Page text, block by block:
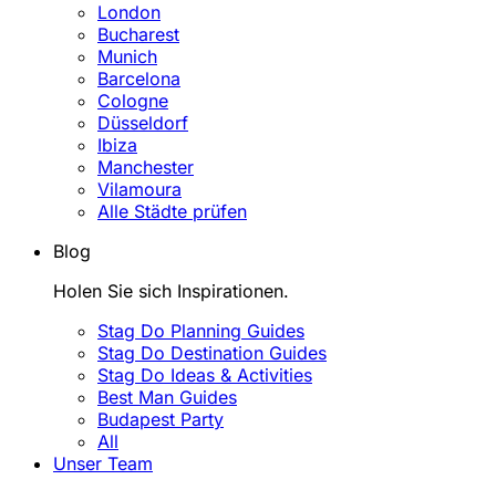
London
Bucharest
Munich
Barcelona
Cologne
Düsseldorf
Ibiza
Manchester
Vilamoura
Alle Städte prüfen
Blog
Holen Sie sich Inspirationen.
Stag Do Planning Guides
Stag Do Destination Guides
Stag Do Ideas & Activities
Best Man Guides
Budapest Party
All
Unser Team